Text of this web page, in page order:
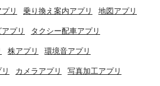
リ 乗り換え案内アプリ 地図アプリ
プリ タクシー配車アプリ
株アプリ 環境音アプリ
カメラアプリ 写真加工アプリ